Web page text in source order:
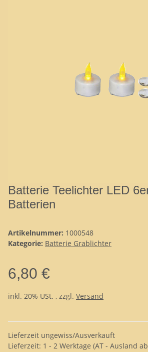
Batterie Teelichter LED
Batterien
Artikelnummer: 1000548
Kategorie: Batterie Grablichter
6,80 €
inkl. 20% USt. , zzgl. Versand
Lieferzeit ungewiss/Ausverkauft
Lieferzeit: 1 - 2 Werktage (AT - Ausland